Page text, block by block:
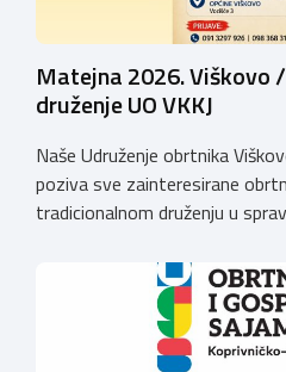
Matejna 2026. Viškovo
druženje UO VKKJ
Naše Udruženje obrtnika
poziva sve zainteresirane
tradicionalnom druženju u
Viškovu, u nedjelju dana 20.
(parkiralište iza zgrade Općine
3).Kotizacija iznosi 20,00 EUR
mesa divljači, […]